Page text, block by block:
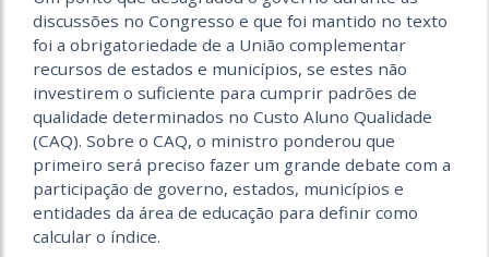
discussões no Congresso e que foi mantido no texto
foi a obrigatoriedade de a União complementar
recursos de estados e municípios, se estes não
investirem o suficiente para cumprir padrões de
qualidade determinados no Custo Aluno Qualidade
(CAQ). Sobre o CAQ, o ministro ponderou que
primeiro será preciso fazer um grande debate com a
participação de governo, estados, municípios e
entidades da área de educação para definir como
calcular o índice.